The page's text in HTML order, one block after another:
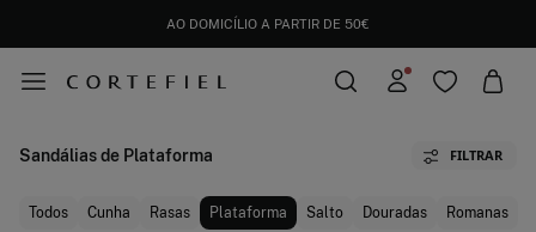
Sandálias de Plataforma FILTRAR
Todos Cunha Rasas Plataforma Salto Douradas Romanas